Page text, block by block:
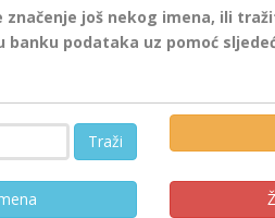
još nekog imena, ili
banku podataka uz pomoć
Traži